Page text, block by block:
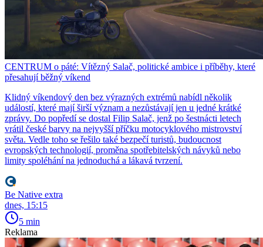
CENTRUM o páté: Vítězný Salač, politické ambice i příběhy, které
přesahují běžný víkend
Klidný víkendový den bez výrazných extrémů nabídl několik
událostí, které mají širší význam a nezůstávají jen u jedné krátké
zprávy. Do popředí se dostal Filip Salač, jenž po šestnácti letech
vrátil české barvy na nejvyšší příčku motocyklového mistrovství
světa. Vedle toho se řešilo také bezpečí turistů, budoucnost
evropských technologií, proměna spotřebitelských návyků nebo
limity spoléhání na jednoduchá a lákavá tvrzení.
Be Native extra
dnes, 15:15
5 min
Reklama